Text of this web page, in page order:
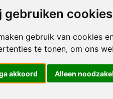
gebruiken cookies
gebruik van cookies
te tonen, om ons
akkoord Alleen
& tools Multitools
multitool